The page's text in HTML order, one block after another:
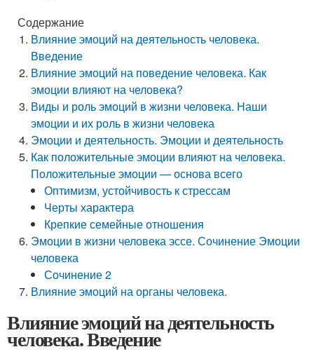
Содержание
Влияние эмоций на деятельность человека.
Введение
Влияние эмоций на поведение человека. Как
эмоции влияют на человека?
Виды и роль эмоций в жизни человека. Наши
эмоции и их роль в жизни человека
Эмоции и деятельность. Эмоции и деятельность
Как положительные эмоции влияют на человека.
Положительные эмоции — основа всего
Оптимизм, устойчивость к стрессам
Черты характера
Крепкие семейные отношения
Эмоции в жизни человека эссе. Сочинение Эмоции
человека
Сочинение 2
Влияние эмоций на органы человека.
Влияние эмоций на деятельность
человека. Введение